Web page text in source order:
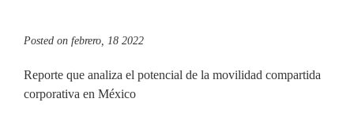
Posted on febrero, 18 2022
Reporte que analiza el potencial de la movilidad compartida
corporativa en México